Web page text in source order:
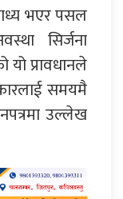
भएर पसल
सिर्जना
प्रावधानले
समयमै
उल्लेख